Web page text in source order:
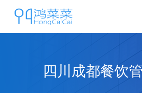
四川成都餐饮